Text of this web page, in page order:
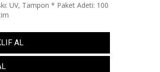
UV, Tampon * Paket Adeti: 100
AL